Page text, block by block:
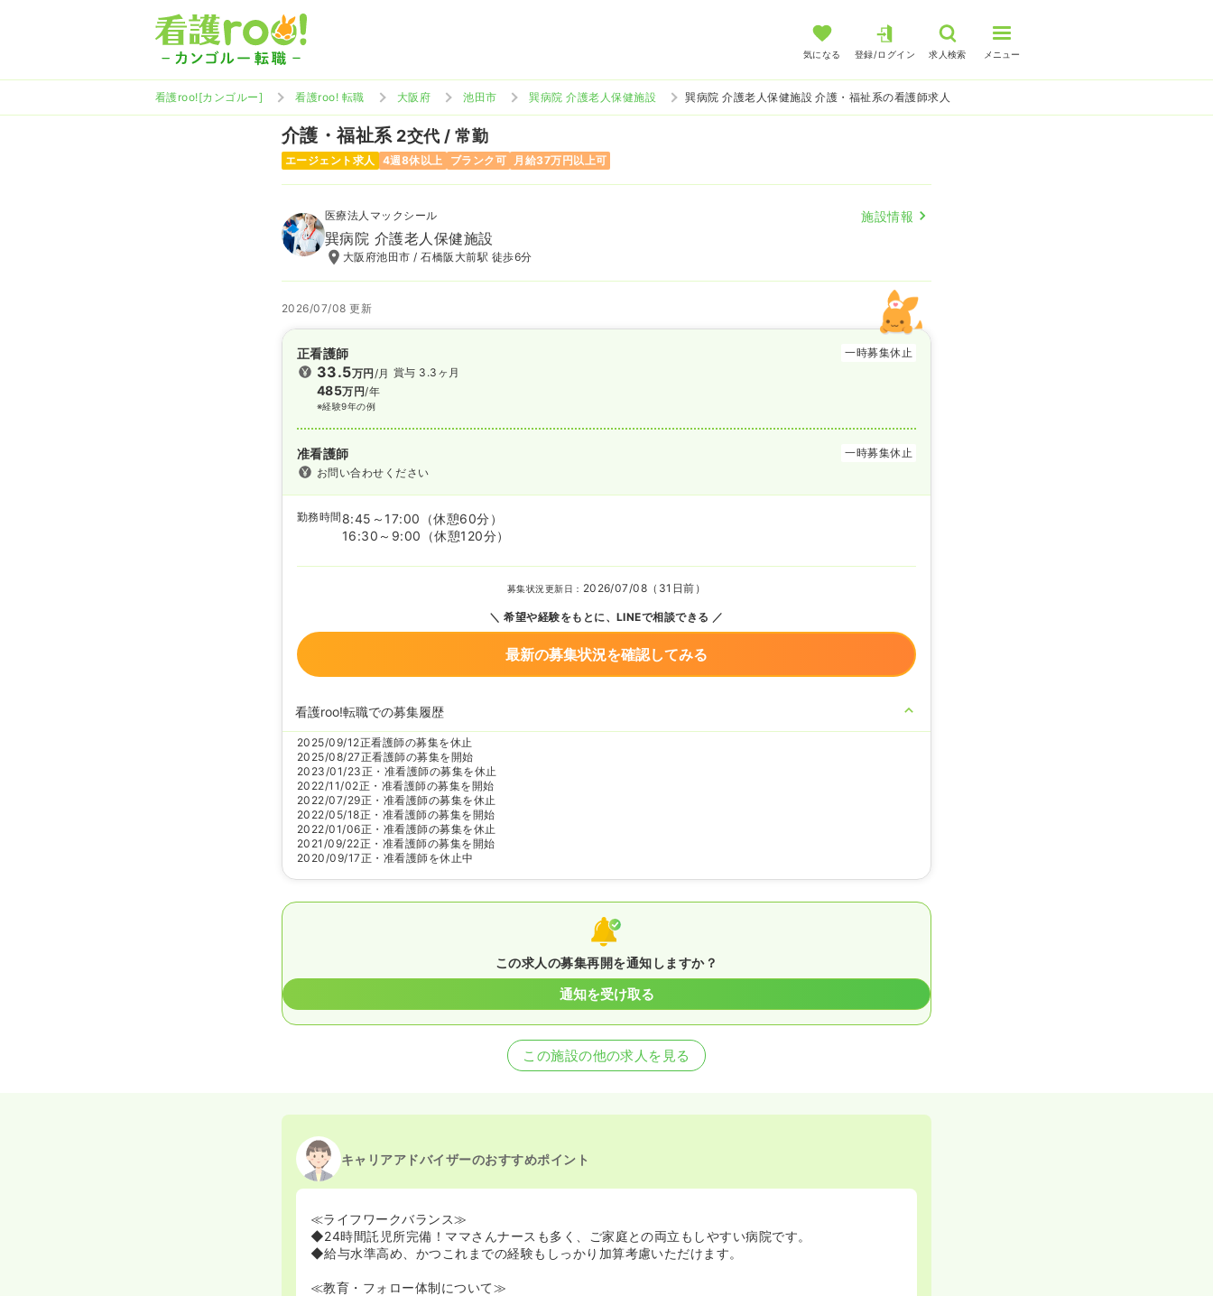
気になる 登録/ログイン 求人検索 メニュー
看護roo![カンゴルー] 看護roo! 転職 大阪府 池田市 巽病院 介護老人保健施設 巽病院 介護老人保健施設 介護・福祉系の看護師求人
介護・福祉系 2交代 / 常勤
エージェント求人 4週8休以上 ブランク可 月給37万円以上可
医療法人マックシール 施設情報
巽病院 介護老人保健施設
大阪府池田市 / 石橋阪大前駅 徒歩6分
2026/07/08 更新
正看護師 一時募集休止
33.5万円/月
485万円/年
※経験9年の例
賞与 3.3ヶ月
准看護師
一時募集休止
お問い合わせください
勤務時間 8:45～17:00
（休憩60分）
16:30～9:00
（休憩120分）
募集状況更新日： 2026/07/08（31日前）
希望や経験をもとに、LINEで相談できる
最新の募集状況を確認してみる
看護roo!転職での募集履歴
2025/09/12正看護師の募集を休止
2025/08/27正看護師の募集を開始
2023/01/23正・准看護師の募集を休止
2022/11/02正・准看護師の募集を開始
2022/07/29正・准看護師の募集を休止
2022/05/18正・准看護師の募集を開始
2022/01/06正・准看護師の募集を休止
2021/09/22正・准看護師の募集を開始
2020/09/17正・准看護師を休止中
この求人の募集再開を通知しますか？
通知を受け取る
この施設の他の求人を見る
キャリアアドバイザーのおすすめポイント
≪ライフワークバランス≫
◆24時間託児所完備！ママさんナースも多く、ご家庭との両立もしやすい病院です。
◆給与水準高め、かつこれまでの経験もしっかり加算考慮いただけます。
≪教育・フォロー体制について≫